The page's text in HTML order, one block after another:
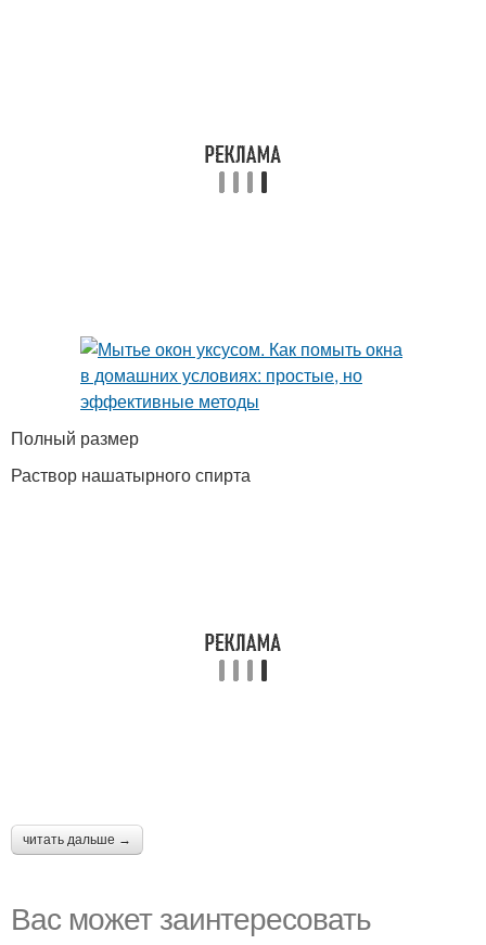
Полный размер
Раствор нашатырного спирта
читать дальше →
Вас может заинтересовать